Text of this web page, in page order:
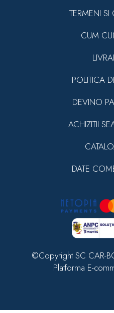
TERMENI SI
CUM
POLITICA
DEVINO
ACHIZITII
DATE
©Copyright SC CAR-
Platforma E-